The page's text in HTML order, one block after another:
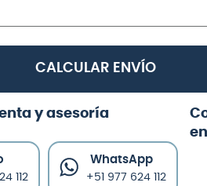
CALCULAR ENVÍO
y asesoría
112
WhatsApp
+51 977 624 112